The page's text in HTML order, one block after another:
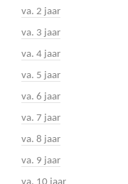
va. 2 jaar
va. 3 jaar
va. 4 jaar
va. 5 jaar
va. 6 jaar
va. 7 jaar
va. 8 jaar
va. 9 jaar